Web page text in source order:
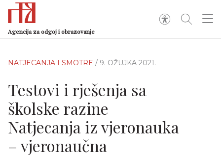
Agencija za odgoj i obrazovanje
NATJECANJA I SMOTRE / 9. OŽUJKA 2021.
Testovi i rješenja sa
školske razine
Natjecanja iz vjeronauka
– vjeronaučna